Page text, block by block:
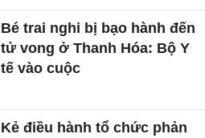
Bé trai nghi bị bạo hành đến
tử vong ở Thanh Hóa: Bộ Y
tế vào cuộc
Kẻ điều hành tổ chức phản